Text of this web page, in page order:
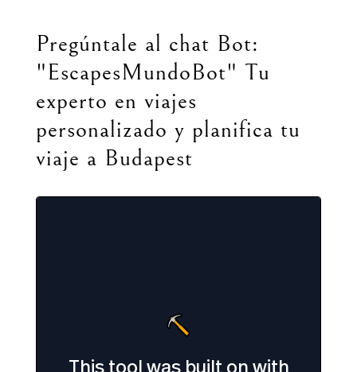
Pregúntale al chat Bot:
"EscapesMundoBot" Tu
experto en viajes
personalizado y planifica tu
viaje a Budapest